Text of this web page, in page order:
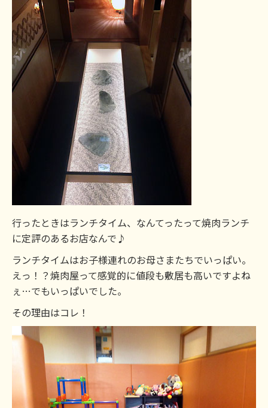
行ったときはランチタイム、なんてったって焼肉ランチ
に定評のあるお店なんで♪
ランチタイムはお子様連れのお母さまたちでいっぱい。
えっ！？焼肉屋って感覚的に値段も敷居も高いですよね
ぇ…でもいっぱいでした。
その理由はコレ！